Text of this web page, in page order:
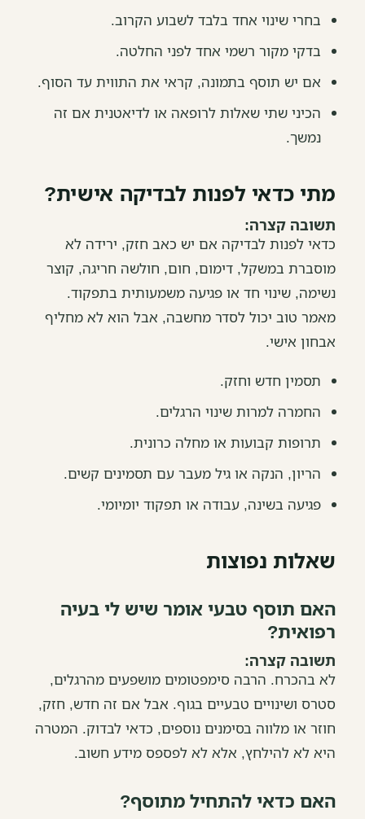
בחרי שינוי אחד בלבד לשבוע הקרוב.
בדקי מקור רשמי אחד לפני החלטה.
אם יש תוסף בתמונה, קראי את התווית עד הסוף.
הכיני שתי שאלות לרופאה או לדיאטנית אם זה
נמשך.
מתי כדאי לפנות לבדיקה אישית?
תשובה קצרה:
כדאי לפנות לבדיקה אם יש כאב חזק, ירידה לא
מוסברת במשקל, דימום, חום, חולשה חריגה, קוצר
נשימה, שינוי חד או פגיעה משמעותית בתפקוד.
מאמר טוב יכול לסדר מחשבה, אבל הוא לא מחליף
אבחון אישי.
תסמין חדש וחזק.
החמרה למרות שינוי הרגלים.
תרופות קבועות או מחלה כרונית.
הריון, הנקה או גיל מעבר עם תסמינים קשים.
פגיעה בשינה, עבודה או תפקוד יומיומי.
שאלות נפוצות
האם תוסף טבעי אומר שיש לי בעיה
רפואית?
תשובה קצרה:
לא בהכרח. הרבה סימפטומים מושפעים מהרגלים,
סטרס ושינויים טבעיים בגוף. אבל אם זה חדש, חזק,
חוזר או מלווה בסימנים נוספים, כדאי לבדוק. המטרה
היא לא להילחץ, אלא לא לפספס מידע חשוב.
האם כדאי להתחיל מתוסף?